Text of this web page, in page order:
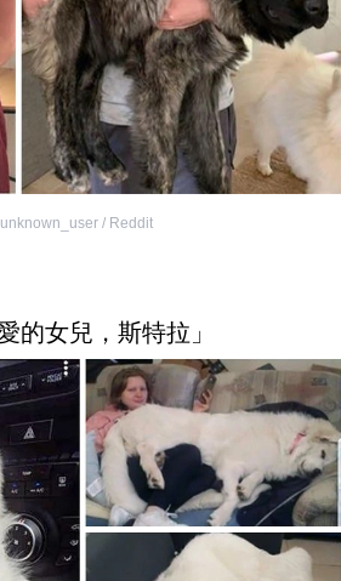
unknown_user / Reddit
的女兒，斯特拉」